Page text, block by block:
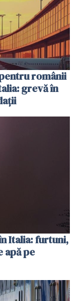
românii
grevă în
Italia: furtuni,
apă pe